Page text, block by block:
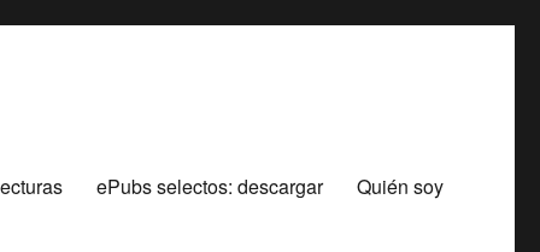
ePubs selectos: descargar Quién soy